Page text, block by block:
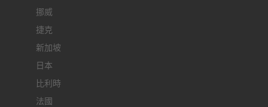
挪威
捷克
新加坡
日本
比利時
法國